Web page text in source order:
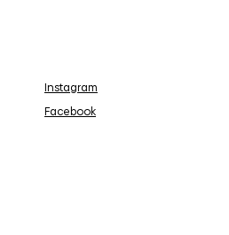
Instagram
Facebook